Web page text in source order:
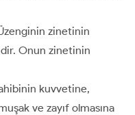
zinetinin
Onun zinetinin
kuvvetine,
ve zayıf olmasına